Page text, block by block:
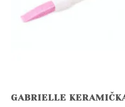
GABRIELLE